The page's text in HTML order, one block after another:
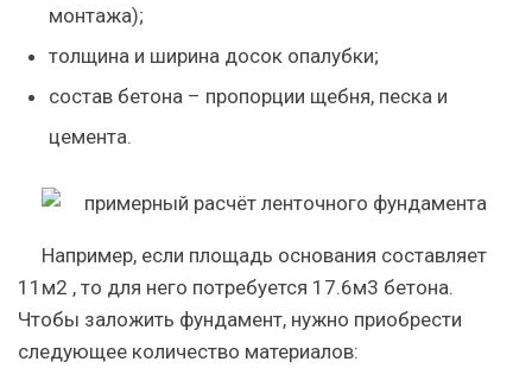
монтажа);
толщина и ширина досок опалубки;
состав бетона – пропорции щебня, песка и
цемента.
Например, если площадь основания составляет
11м2 , то для него потребуется 17.6м3 бетона.
Чтобы заложить фундамент, нужно приобрести
следующее количество материалов: